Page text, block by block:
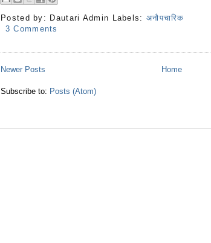
Posted by: Dautari Admin Labels: अनौपचारिक
3 Comments
Newer Posts Home
Subscribe to: Posts (Atom)